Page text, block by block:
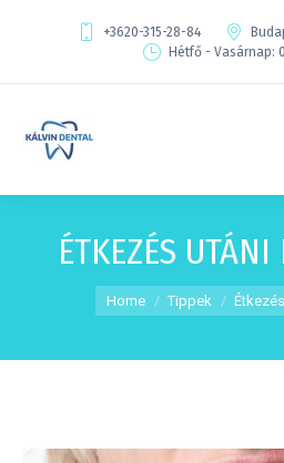
+3620-315-28-84
Hétfő - Vasárnap:
ÉTKEZÉS
You are here:
Home Tippek